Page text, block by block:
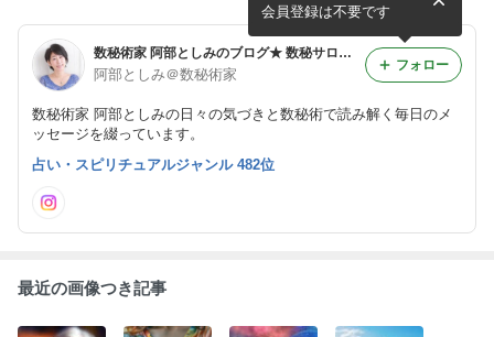
数秘術家 阿部としみのブログ★ 数秘サロンTSUKIYOMI（ツキヨミ)
阿部としみ＠数秘術家
数秘術家 阿部としみの日々の気づきと数秘術で読み解く毎日のメ
ッセージを綴っています。
会員登録は不要です
フォロー
占い・スピリチュアルジャンル 482位
最近の画像つき記事